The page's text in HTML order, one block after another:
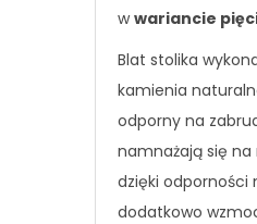
wwariancie
Blat stolika
kamienia
odporny na
namnażają się
dzięki odporności
dodatkowo